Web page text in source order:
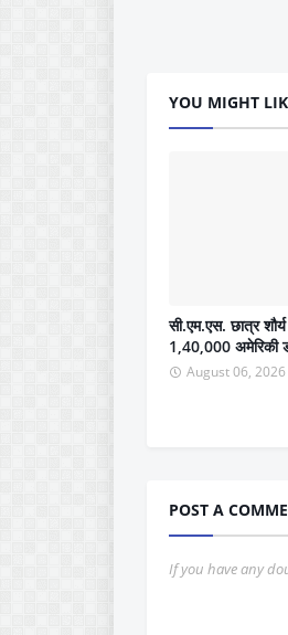
YOU MIGHT
सी.एम.एस. छात्र
1,40,000 अमेरिकी
August 06, 2026
POST A
If you have any